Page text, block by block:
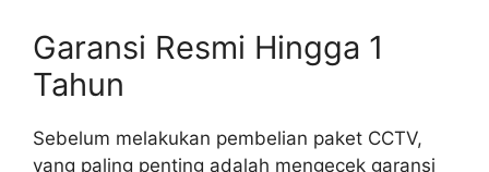
Garansi Resmi Hingga 1
Tahun
Sebelum melakukan pembelian paket CCTV,
yang paling penting adalah mengecek garansi